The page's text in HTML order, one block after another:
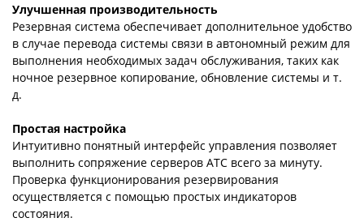
Улучшенная производительность
Резервная система обеспечивает дополнительное удобство
в случае перевода системы связи в автономный режим для
выполнения необходимых задач обслуживания, таких как
ночное резервное копирование, обновление системы и т.
д.
Простая настройка
Интуитивно понятный интерфейс управления позволяет
выполнить сопряжение серверов АТС всего за минуту.
Проверка функционирования резервирования
осуществляется с помощью простых индикаторов
состояния.